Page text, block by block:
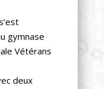
gymnase
Vétérans
deux